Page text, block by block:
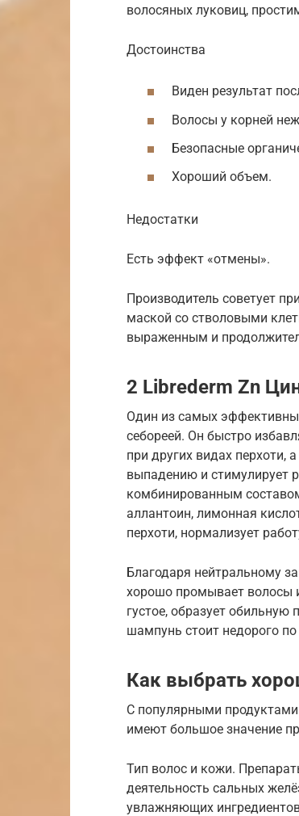
волосяных луковиц,
Достоинства
Виден результат
Волосы у корней
Безопасные
Хороший объем.
Недостатки
Есть эффект «отмены».
Производитель советует
маской со стволовыми
выраженным и
2 Librederm Zn
Один из самых
себореей. Он быстро
при других видах перхоти,
выпадению и стимулирует
комбинированным
аллантоин, лимонная
перхоти, нормализует
Благодаря нейтральному
хорошо промывает волосы
густое, образует обильную
шампунь стоит недорого
Как выбрать
С популярными
имеют большое значение
Тип волос и кожи.
деятельность сальных
увлажняющих